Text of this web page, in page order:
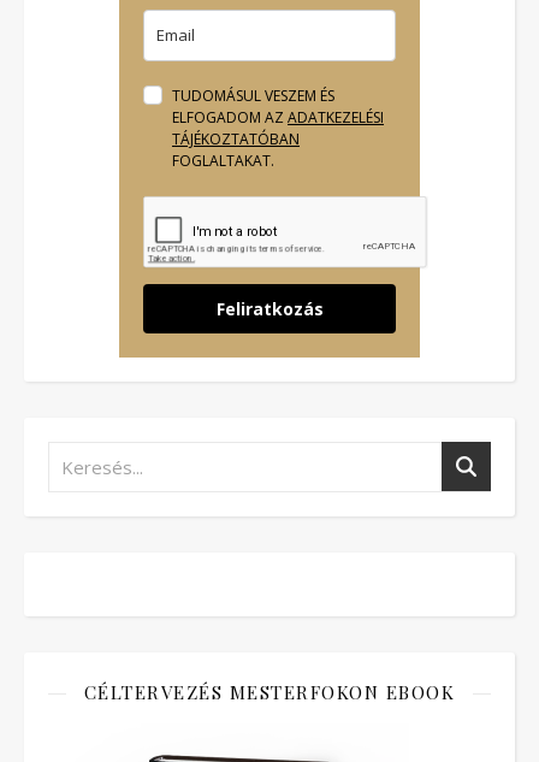
TUDOMÁSUL VESZEM ÉS
ELFOGADOM AZ ADATKEZELÉSI
TÁJÉKOZTATÓBAN
FOGLALTAKAT.
Feliratkozás
CÉLTERVEZÉS MESTERFOKON EBOOK